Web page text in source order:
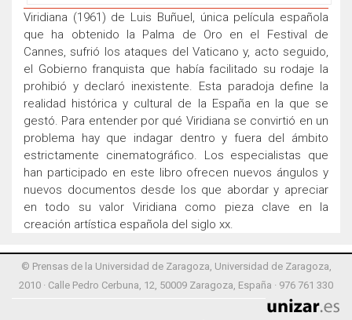
Viridiana (1961) de Luis Buñuel, única película española
que ha obtenido la Palma de Oro en el Festival de
Cannes, sufrió los ataques del Vaticano y, acto seguido,
el Gobierno franquista que había facilitado su rodaje la
prohibió y declaró inexistente. Esta paradoja define la
realidad histórica y cultural de la España en la que se
gestó. Para entender por qué Viridiana se convirtió en un
problema hay que indagar dentro y fuera del ámbito
estrictamente cinematográfico. Los especialistas que
han participado en este libro ofrecen nuevos ángulos y
nuevos documentos desde los que abordar y apreciar
en todo su valor Viridiana como pieza clave en la
creación artística española del siglo xx.
© Prensas de la Universidad de Zaragoza, Universidad de Zaragoza,
2010 · Calle Pedro Cerbuna, 12, 50009 Zaragoza, España · 976 761 330